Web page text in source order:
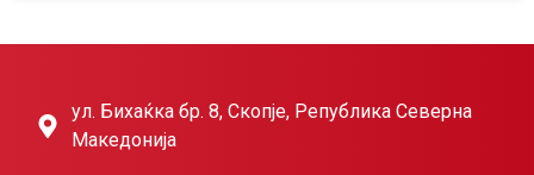
ул. Бихаќка бр. 8, Скопје, Република Северна
Македонија